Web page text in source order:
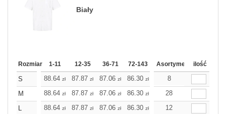
Biały
Rozmiar 1-11 12-35 36-71 72-143 144-287 288 Dodaj
Asortyment ilość
S 88.64 zł 87.87 zł 87.06 zł 86.30 zł 85.53
8
M
88.64 zł 87.87 zł 87.06 zł 86.30 zł 85.53
28
L
88.64 zł 87.87 zł 87.06 zł 86.30 zł 85.53
12